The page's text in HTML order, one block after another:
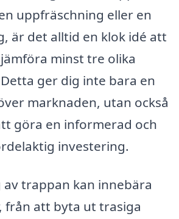
uppfräschning eller en
är det alltid en klok idé att
minst tre olika
ger dig inte bara en
marknaden, utan också
göra en informerad och
investering.
av trappan kan innebära
från att byta ut trasiga